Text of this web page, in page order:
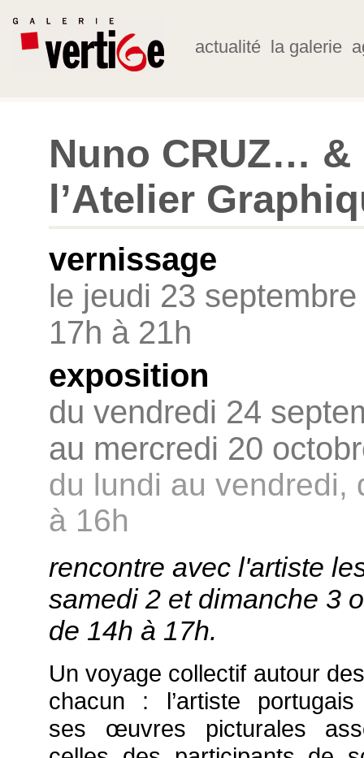
actualité la galerie
Nuno CRUZ… &
l’Atelier
vernissage
le jeudi 23
17h à 21h
exposition
du vendredi 24
au mercredi 20
du lundi au vendredi,
à 16h
rencontre avec l'artiste
samedi 2 et dimanche 3
de 14h à 17h.
Un voyage collectif autour
chacun : l’artiste portugais
ses œuvres picturales